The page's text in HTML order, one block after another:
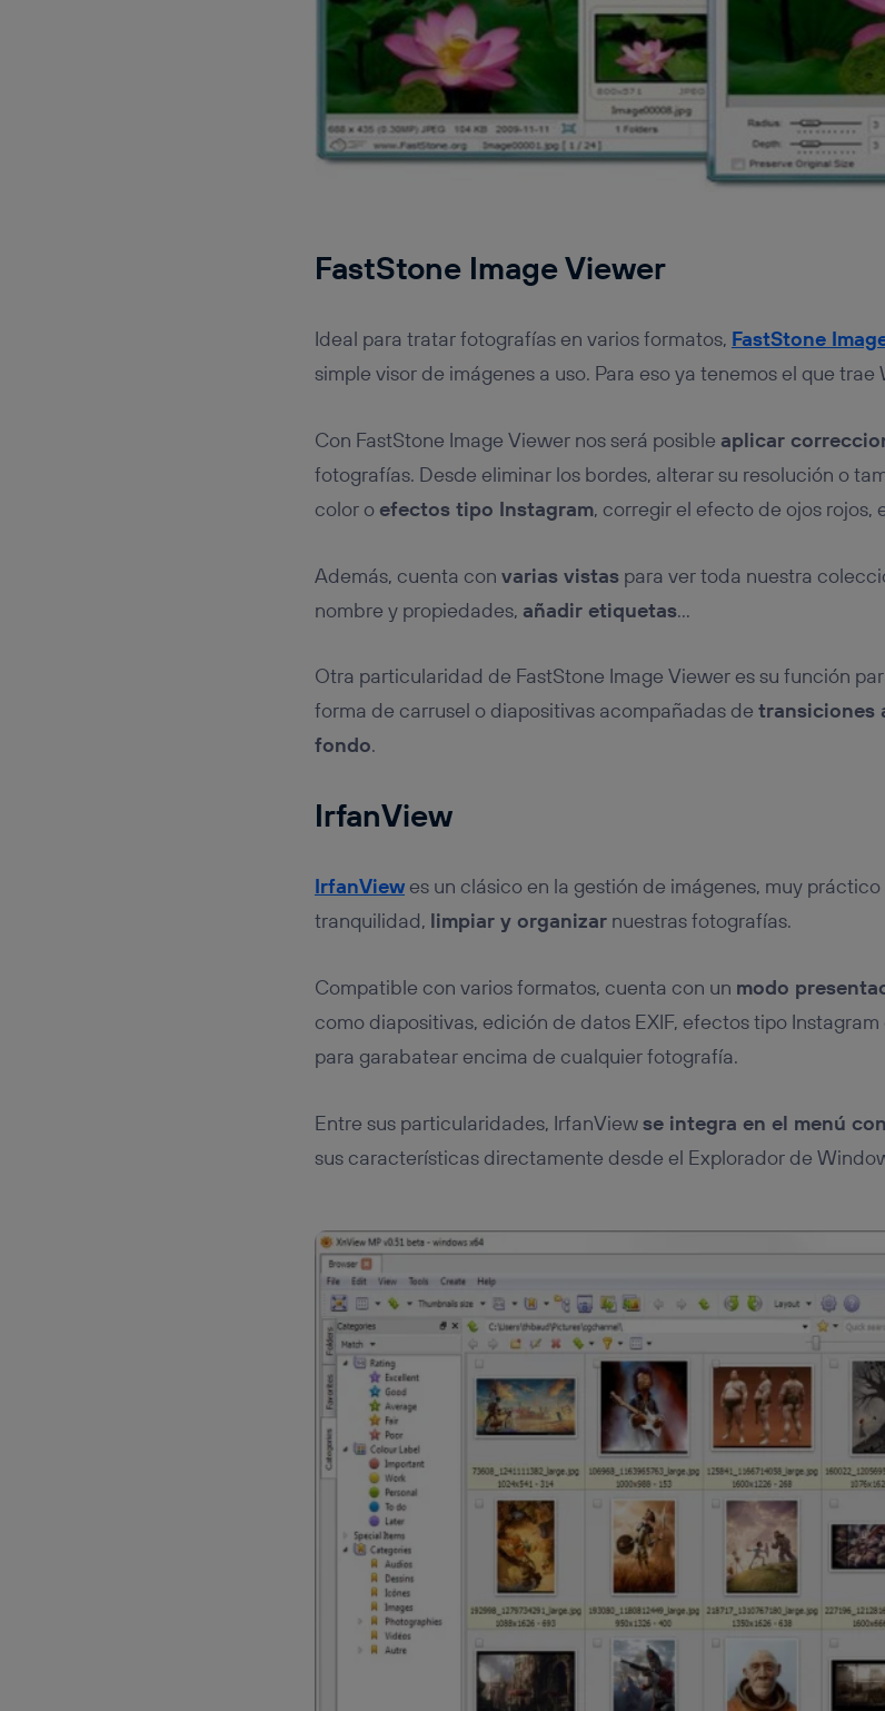
FastStone Image Viewer
Ideal para tratar fotografías en varios formatos, FastStone
simple visor de imágenes a uso. Para eso ya tenemos el que
Con FastStone Image Viewer nos será posible aplicar
fotografías. Desde eliminar los bordes, alterar su resolución o
color oefectos tipo Instagram, corregir el efecto de ojos rojos,
Además, cuenta con varias vistaspara ver toda nuestra
nombre y propiedades, añadir etiquetas…
Otra particularidad de FastStone Image Viewer es su función
forma de carrusel o diapositivas acompañadas de transiciones
fondo.
IrfanView
IrfanViewes un clásico en la gestión de imágenes, muy
tranquilidad, limpiar y organizarnuestras fotografías.
Compatible con varios formatos, cuenta con un modo
como diapositivas, edición de datos EXIF, efectos tipo Instagram
para garabatear encima de cualquier fotografía.
Entre sus particularidades, IrfanViewse integra en el menú
sus características directamente desde el Explorador de